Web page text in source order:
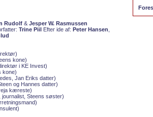
Rudolf & Jesper W. Rasmussen
Trine Piil Efter ide af: Peter Hansen
kone)
i KE Invest)
kone)
Jan Eriks datter)
og Hannes datter)
kæreste)
Steens søster)